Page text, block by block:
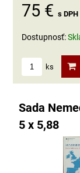
75 € s DPH
Dostupnosť:
ks
Sada
5 x 5,88